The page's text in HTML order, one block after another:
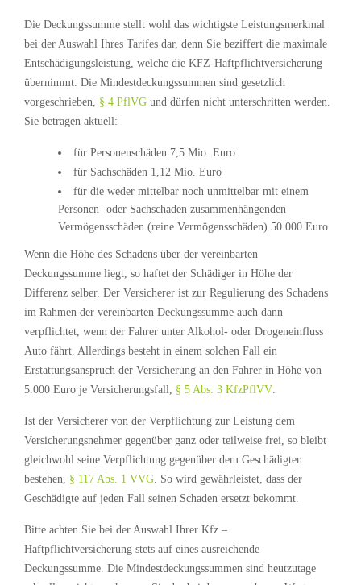
Die Deckungssumme stellt wohl das wichtigste Leistungsmerkmal
bei der Auswahl Ihres Tarifes dar, denn Sie beziffert die maximale
Entschädigungsleistung, welche die KFZ-Haftpflichtversicherung
übernimmt. Die Mindestdeckungssummen sind gesetzlich
vorgeschrieben, § 4 PflVG und dürfen nicht unterschritten werden.
Sie betragen aktuell:
für Personenschäden 7,5 Mio. Euro
für Sachschäden 1,12 Mio. Euro
für die weder mittelbar noch unmittelbar mit einem
Personen- oder Sachschaden zusammenhängenden
Vermögensschäden (reine Vermögensschäden) 50.000 Euro
Wenn die Höhe des Schadens über der vereinbarten
Deckungssumme liegt, so haftet der Schädiger in Höhe der
Differenz selber. Der Versicherer ist zur Regulierung des Schadens
im Rahmen der vereinbarten Deckungssumme auch dann
verpflichtet, wenn der Fahrer unter Alkohol- oder Drogeneinfluss
Auto fährt. Allerdings besteht in einem solchen Fall ein
Erstattungsanspruch der Versicherung an den Fahrer in Höhe von
5.000 Euro je Versicherungsfall, § 5 Abs. 3 KfzPflVV.
Ist der Versicherer von der Verpflichtung zur Leistung dem
Versicherungsnehmer gegenüber ganz oder teilweise frei, so bleibt
gleichwohl seine Verpflichtung gegenüber dem Geschädigten
bestehen, § 117 Abs. 1 VVG. So wird gewährleistet, dass der
Geschädigte auf jeden Fall seinen Schaden ersetzt bekommt.
Bitte achten Sie bei der Auswahl Ihrer Kfz –
Haftpflichtversicherung stets auf eines ausreichende
Deckungssumme. Die Mindestdeckungssummen sind heutzutage